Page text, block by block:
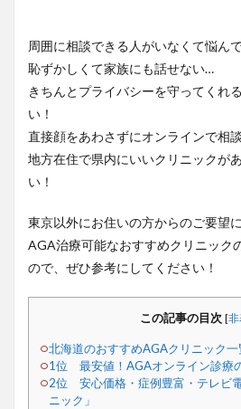
周囲に相談できる人がいなくて悩ん
恥ずかしくて家族にも話せない…
きちんとプライバシーを守ってくれ
い！
直接顔をあわさずにオンラインで相
地方在住で県内にいいクリニックが
い！
東京以外にお住いの方からのご要望
AGA治療可能なおすすめクリニック
ので、ぜひ参考にしてください！
この記事の目次 [
北海道のおすすめAGAクリニック一
1位 最安値！AGAオンライン診療
2位 安心価格・症例豊富・テレビ
ニック」